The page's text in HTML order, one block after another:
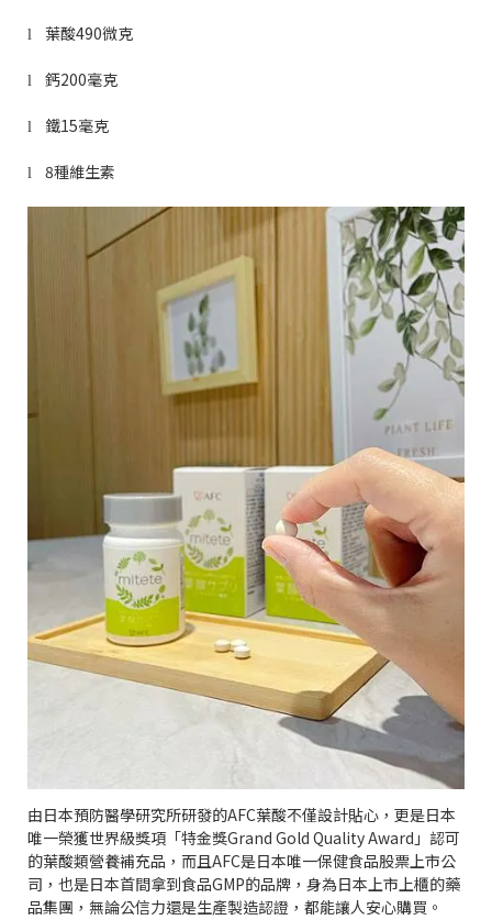
l 葉酸490微克
l 鈣200毫克
l 鐵15毫克
l 8種維生素
由日本預防醫學研究所研發的AFC葉酸不僅設計貼心，更是日本
唯一榮獲世界級獎項「特金獎Grand Gold Quality Award 」認可
的葉酸類營養補充品，而且AFC是日本唯一保健食品股票上市公
司，也是日本首間拿到食品GMP的品牌，身為日本上市上櫃的藥
品集團，無論公信力還是生產製造認證，都能讓人安心購買。